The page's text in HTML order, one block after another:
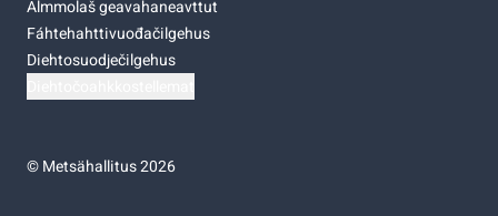
Almmolaš geavahaneavttut
Fáhtehahttivuođačilgehus
Diehtosuodječilgehus
©Metsähallitus 2026